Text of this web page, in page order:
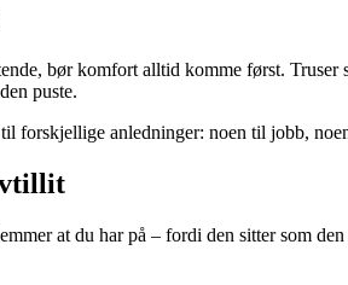
bør komfort alltid komme først.
puste.
forskjellige anledninger: noen til jobb,
at du har på – fordi den sitter som